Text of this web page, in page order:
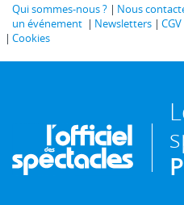
Qui sommes-nous ? Nous
un événement
Newsletters CGV
Cookies